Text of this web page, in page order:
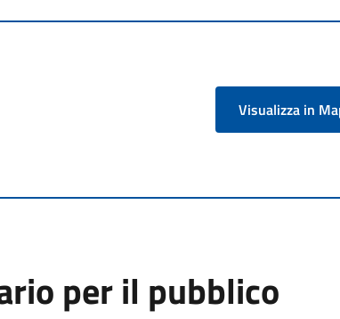
Visualizza in
per il pubblico